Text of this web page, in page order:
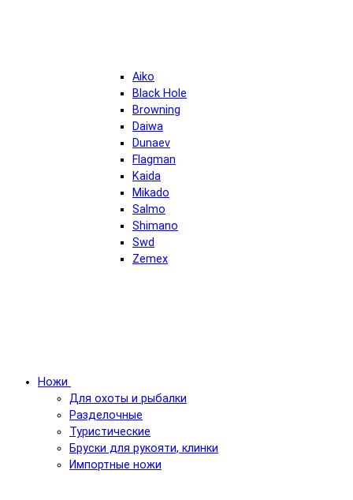
Aiko
Black Hole
Browning
Daiwa
Dunaev
Flagman
Kaida
Mikado
Salmo
Shimano
Swd
Zemex
Ножи
Для охоты и рыбалки
Разделочные
Туристические
Бруски для рукояти, клинки
Импортные ножи